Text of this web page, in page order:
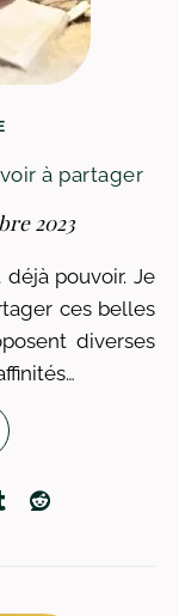
à partager
2023
ces belles
diverses